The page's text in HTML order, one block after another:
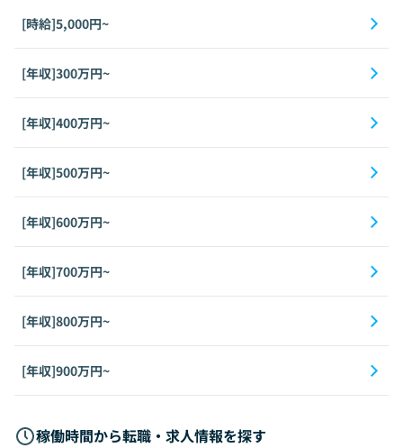
[時給]5,000円~
[年収]300万円~
[年収]400万円~
[年収]500万円~
[年収]600万円~
[年収]700万円~
[年収]800万円~
[年収]900万円~
稼働時間から転職・求人情報を探す